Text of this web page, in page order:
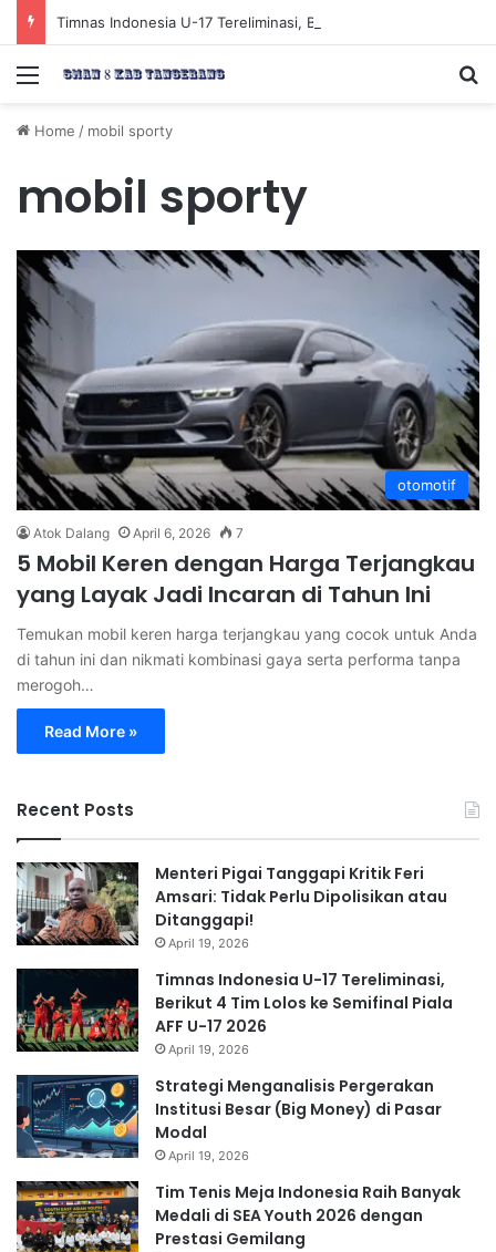
Menu
Home / mobil sporty
mobil sporty
otomotif
Atok Dalang April 6, 2026 7
5 Mobil Keren dengan Harga Terjangkau
yang Layak Jadi Incaran di Tahun Ini
Temukan mobil keren harga terjangkau yang cocok untuk Anda
di tahun ini dan nikmati kombinasi gaya serta performa tanpa
merogoh…
Read More »
Recent Posts
Menteri Pigai Tanggapi Kritik Feri
Amsari: Tidak Perlu Dipolisikan atau
Ditanggapi!
April 19, 2026
Timnas Indonesia U-17 Tereliminasi,
Berikut 4 Tim Lolos ke Semifinal Piala
AFF U-17 2026
April 19, 2026
Strategi Menganalisis Pergerakan
Institusi Besar (Big Money) di Pasar
Modal
April 19, 2026
Tim Tenis Meja Indonesia Raih Banyak
Medali di SEA Youth 2026 dengan
Prestasi Gemilang